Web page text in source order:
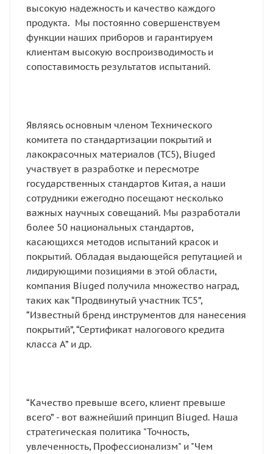
высокую надежность и качество каждого
продукта. Мы постоянно совершенствуем
функции наших приборов и гарантируем
клиентам высокую воспроизводимость и
сопоставимость результатов испытаний.
Являясь основным членом Технического
комитета по стандартизации покрытий и
лакокрасочных материалов (TC5), Biuged
участвует в разработке и пересмотре
государственных стандартов Китая, а наши
сотрудники ежегодно посещают несколько
важных научных совещаний. Мы разработали
более 50 национальных стандартов,
касающихся методов испытаний красок и
покрытий. Обладая выдающейся репутацией и
лидирующими позициями в этой области,
компания Biuged получила множество наград,
таких как “Продвинутый участник TC5”,
“Известный бренд инструментов для нанесения
покрытий”, “Сертификат налогового кредита
класса А” и др.
“Качество превыше всего, клиент превыше
всего” - вот важнейший принцип Biuged. Наша
стратегическая политика "Точность,
увлеченность, Профессионализм" и "Чем